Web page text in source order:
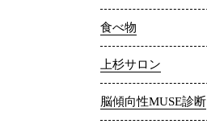
食べ物
上杉サロン
脳傾向性MUSE診断